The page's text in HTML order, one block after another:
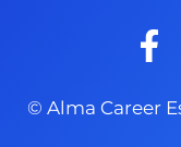
F
a
e
© Alma Career